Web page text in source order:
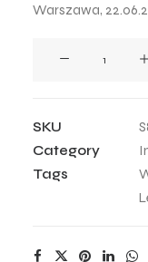
Warszawa,
-
109
quantity
SKU
Category
Tags